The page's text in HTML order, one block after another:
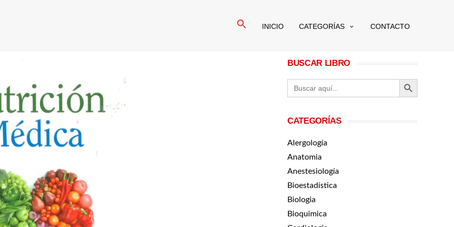
INICIO CATEGORÍAS CONTACTO
BUSCAR LIBRO
BOTÓN DE
CATEGORÍAS
Alergología
Anatomia
Anestesiología
Bioestadística
Biologia
Bioquimica